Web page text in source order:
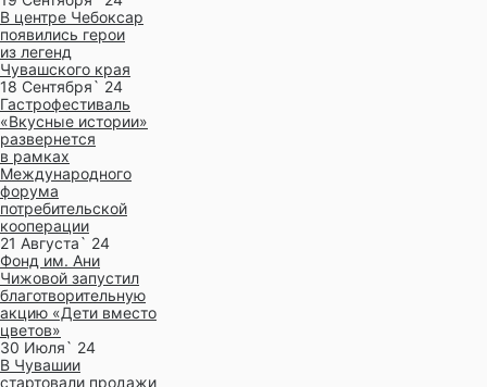
В центре Чебоксар
появились герои
из легенд
Чувашского края
18 Сентября` 24
Гастрофестиваль
«Вкусные истории»
развернется
в рамках
Международного
форума
потребительской
кооперации
21 Августа` 24
Фонд им. Ани
Чижовой запустил
благотворительную
акцию «Дети вместо
цветов»
30 Июля` 24
В Чувашии
стартовали продажи